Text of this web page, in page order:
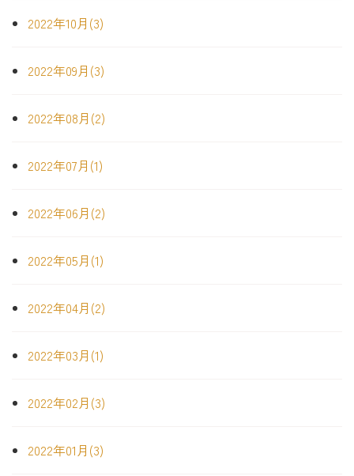
2022年10月(3)
2022年09月(3)
2022年08月(2)
2022年07月(1)
2022年06月(2)
2022年05月(1)
2022年04月(2)
2022年03月(1)
2022年02月(3)
2022年01月(3)